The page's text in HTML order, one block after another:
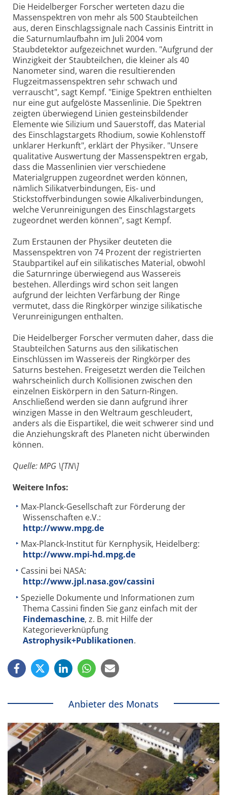
Die Heidelberger Forscher werteten dazu die
Massenspektren von mehr als 500 Staubteilchen
aus, deren Einschlagssignale nach Cassinis Eintritt in
die Saturnumlaufbahn im Juli 2004 vom
Staubdetektor aufgezeichnet wurden. "Aufgrund der
Winzigkeit der Staubteilchen, die kleiner als 40
Nanometer sind, waren die resultierenden
Flugzeitmassenspektren sehr schwach und
verrauscht", sagt Kempf. "Einige Spektren enthielten
nur eine gut aufgelöste Massenlinie. Die Spektren
zeigten überwiegend Linien gesteinsbildender
Elemente wie Silizium und Sauerstoff, das Material
des Einschlagstargets Rhodium, sowie Kohlenstoff
unklarer Herkunft", erklärt der Physiker. "Unsere
qualitative Auswertung der Massenspektren ergab,
dass die Massenlinien vier verschiedene
Materialgruppen zugeordnet werden können,
nämlich Silikatverbindungen, Eis- und
Stickstoffverbindungen sowie Alkaliverbindungen,
welche Verunreinigungen des Einschlagstargets
zugeordnet werden können", sagt Kempf.
Zum Erstaunen der Physiker deuteten die
Massenspektren von 74 Prozent der registrierten
Staubpartikel auf ein silikatisches Material, obwohl
die Saturnringe überwiegend aus Wassereis
bestehen. Allerdings wird schon seit langen
aufgrund der leichten Verfärbung der Ringe
vermutet, dass die Ringkörper winzige silikatische
Verunreinigungen enthalten.
Die Heidelberger Forscher vermuten daher, dass die
Staubteilchen Saturns aus den silikatischen
Einschlüssen im Wassereis der Ringkörper des
Saturns bestehen. Freigesetzt werden die Teilchen
wahrscheinlich durch Kollisionen zwischen den
einzelnen Eiskörpern in den Saturn-Ringen.
Anschließend werden sie dann aufgrund ihrer
winzigen Masse in den Weltraum geschleudert,
anders als die Eispartikel, die weit schwerer sind und
die Anziehungskraft des Planeten nicht überwinden
können.
Quelle: MPG \[TN\]
Weitere Infos:
Max-Planck-Gesellschaft zur Förderung der
Wissenschaften e.V.:
http://www.mpg.de
Max-Planck-Institut für Kernphysik, Heidelberg:
http://www.mpi-hd.mpg.de
Cassini bei NASA:
http://www.jpl.nasa.gov/cassini
Spezielle Dokumente und Informationen zum
Thema Cassini finden Sie ganz einfach mit der
Findemaschine, z. B. mit Hilfe der
Kategorieverknüpfung
Astrophysik+Publikationen.
Anbieter des Monats